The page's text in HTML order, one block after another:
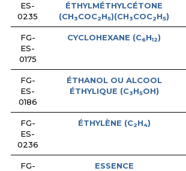
ES-
0235
ÉTHYLMÉTHYLCÉTONE
(CH3COC2H5)(CH3COC2H5)
FG-
ES-
0175
CYCLOHEXANE (C6H12)
FG-
ES-
0186
ÉTHANOL OU ALCOOL
ÉTHYLIQUE (C3H5OH)
FG-
ES-
0236
ÉTHYLÈNE (C2H4)
FG-
ESSENCE